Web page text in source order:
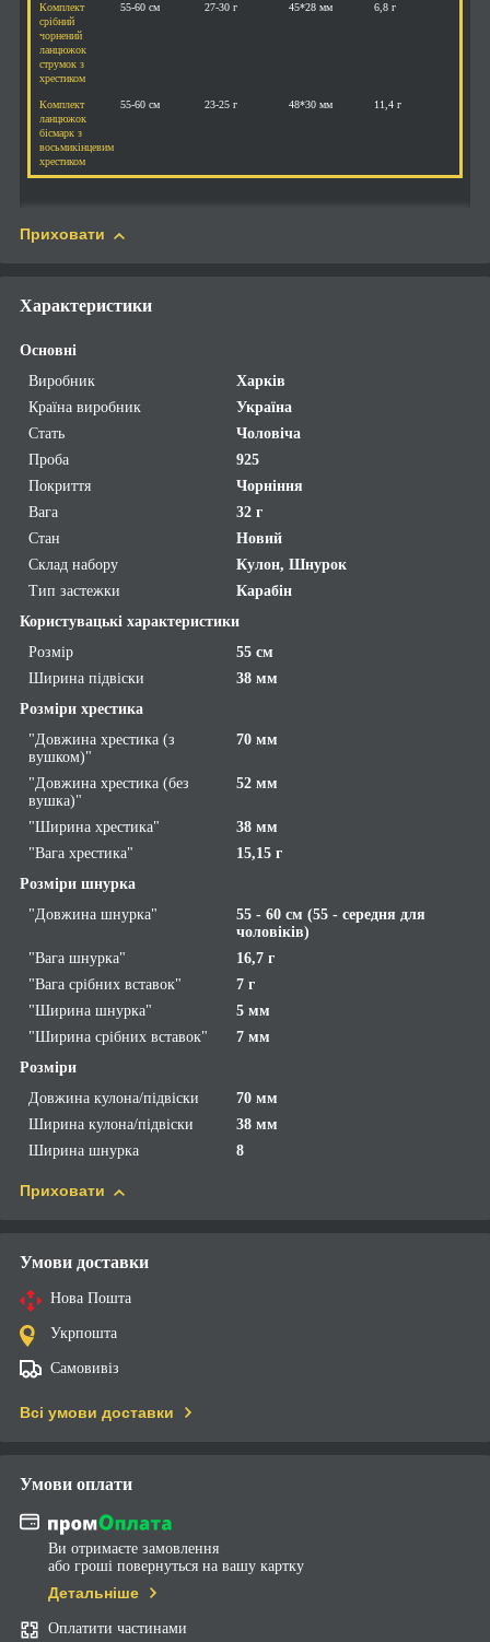
Комплект
срібний
чорнений
ланцюжок
струмок з
хрестиком
55-60 см 27-30 г 45*28 мм 6,8 г
Комплект
ланцюжок
бісмарк з
восьмикінцевим
хрестиком
55-60 см 23-25 г 48*30 мм 11,4 г
Приховати
Характеристики
Основні
Виробник
Харків
Країна виробник
Україна
Стать
Чоловіча
Проба
925
Покриття
Чорніння
Вага
32 г
Стан
Новий
Склад набору
Кулон, Шнурок
Тип застежки
Карабін
Користувацькі характеристики
Розмір
55 см
Ширина підвіски
38 мм
Розміри хрестика
"Довжина хрестика (з
вушком)"
70 мм
"Довжина хрестика (без
вушка)"
52 мм
"Ширина хрестика"
38 мм
"Вага хрестика"
15,15 г
Розміри шнурка
"Довжина шнурка"
55 - 60 см (55 - середня для
чоловіків)
"Вага шнурка"
16,7 г
"Вага срібних вставок"
7 г
"Ширина шнурка"
5 мм
"Ширина срібних вставок"
7 мм
Розміри
Довжина кулона/підвіски
70 мм
Ширина кулона/підвіски
38 мм
Ширина шнурка
8
Приховати
Умови доставки
Нова Пошта
Укрпошта
Самовивіз
Всі умови доставки
Умови оплати
Ви отримаєте замовлення
або гроші повернуться на вашу картку
Детальніше
Оплатити частинами